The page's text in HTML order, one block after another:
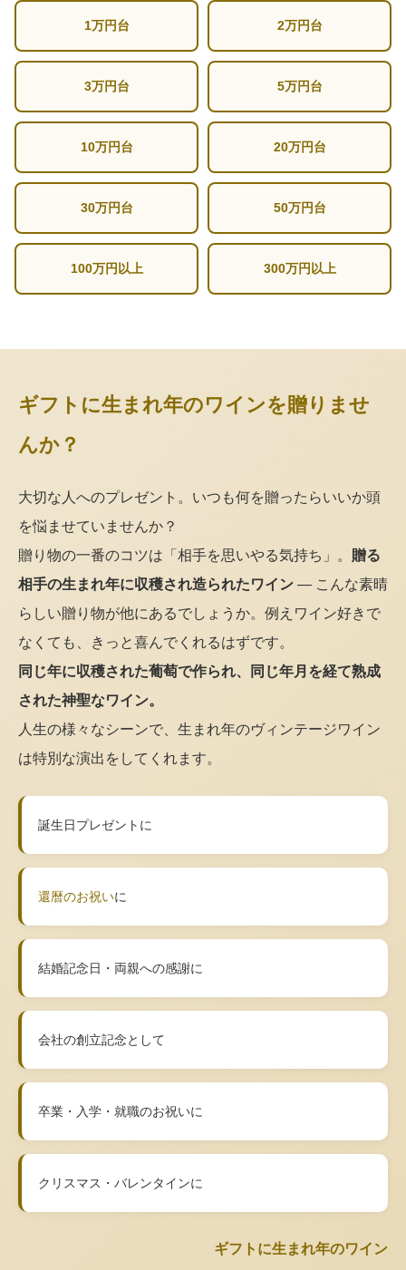
1万円台 2万円台
3万円台 5万円台
10万円台 20万円台
30万円台 50万円台
100万円以上 300万円以上
ギフトに生まれ年のワインを贈りませ
んか？
大切な人へのプレゼント。いつも何を贈ったらいいか頭
を悩ませていませんか？
贈り物の一番のコツは「相手を思いやる気持ち」。 贈る
相手の生まれ年に収穫され造られたワイン — こんな素晴
らしい贈り物が他にあるでしょうか。例えワイン好きで
なくても、きっと喜んでくれるはずです。
同じ年に収穫された葡萄で作られ、同じ年月を経て熟成
された神聖なワイン。
人生の様々なシーンで、生まれ年のヴィンテージワイン
は特別な演出をしてくれます。
誕生日プレゼントに
還暦のお祝いに
結婚記念日・両親への感謝に
会社の創立記念として
卒業・入学・就職のお祝いに
クリスマス・バレンタインに
ギフトに生まれ年のワイン